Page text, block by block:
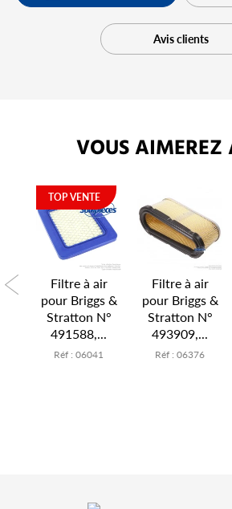
Avis clients
VOUS AIMEREZ
Filtre à air
pour Briggs &
Stratton N°
491588,...
Réf : 06041
TOP VENTE
Filtre à air
pour Briggs &
Stratton N°
493909,...
Réf : 06376